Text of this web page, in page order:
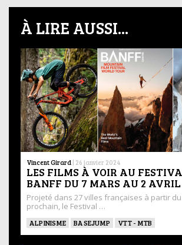
À LIRE AUSSI...
Vincent Girard | 26 janvier 2024
LES FILMS À VOIR AU
BANFF DU 7 MARS AU 2 AVRIL
Projeté dans 27 villes françaises à partir
prochain, le Festival …
ALPINISME BASEJUMP VTT - MTB